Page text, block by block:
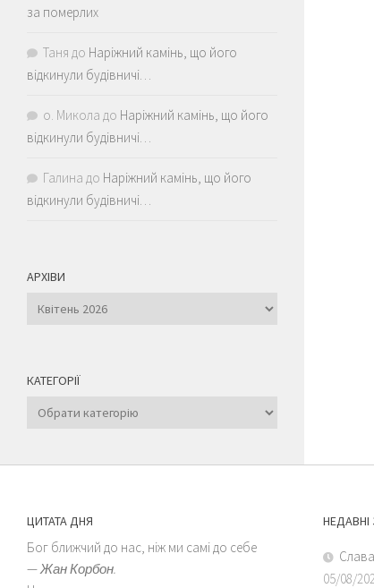
за померлих
Таня до Наріжний камінь, що його
відкинули будівничі…
о. Микола до Наріжний камінь, що його
відкинули будівничі…
Галина до Наріжний камінь, що його
відкинули будівничі…
АРХІВИ
Архіви
КАТЕГОРІЇ
Категорії
ЦИТАТА ДНЯ
Бог ближчий до нас, ніж ми самі до себе
—Жан Корбон.
05/08/